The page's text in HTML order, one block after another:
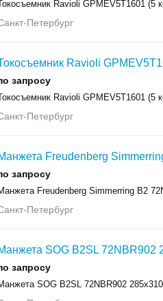
Ravioli GPMEV5T1601 (5
Петербург
Ravioli
запросу
Ravioli GPMEV5T1601 (5
Петербург
Freudenberg
запросу
Freudenberg Simmerring B2
Петербург
SOG B2SL 72NBR902
запросу
SOG B2SL 72NBR902